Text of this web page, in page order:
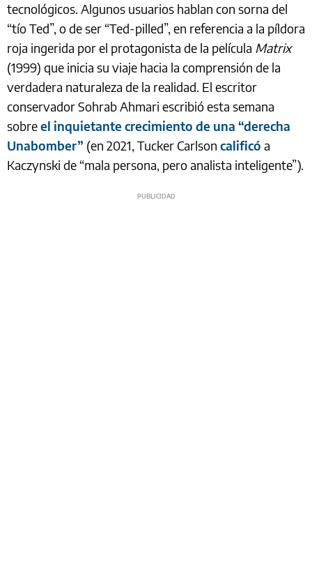
tecnológicos. Algunos usuarios hablan con sorna del
“tío Ted”, o de ser “Ted-pilled”, en referencia a la píldora
roja ingerida por el protagonista de la película Matrix
(1999) que inicia su viaje hacia la comprensión de la
verdadera naturaleza de la realidad. El escritor
conservador Sohrab Ahmari escribió esta semana
sobreel inquietante crecimiento de una “derecha
Unabomber” (en 2021, Tucker Carlson calificó a
Kaczynski de “mala persona, pero analista inteligente”).